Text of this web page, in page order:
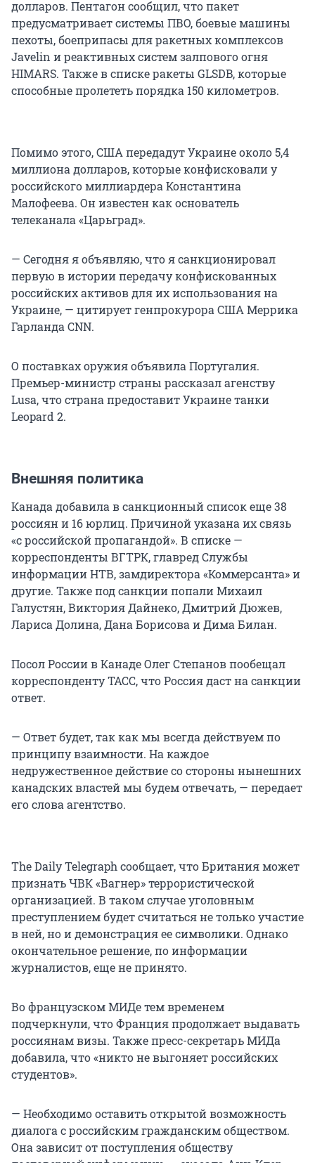
долларов. Пентагон сообщил, что пакет
предусматривает системы ПВО, боевые машины
пехоты, боеприпасы для ракетных комплексов
Javelin и реактивных систем залпового огня
HIMARS. Также в списке ракеты GLSDB, которые
способные пролететь порядка 150 километров.
Помимо этого, США передадут Украине около 5,4
миллиона долларов, которые конфисковали у
российского миллиардера Константина
Малофеева. Он известен как основатель
телеканала «Царьград».
— Сегодня я объявляю, что я санкционировал
первую в истории передачу конфискованных
российских активов для их использования на
Украине, — цитирует генпрокурора США Меррика
Гарланда CNN.
О поставках оружия объявила Португалия.
Премьер-министр страны рассказал агенству
Lusa, что страна предоставит Украине танки
Leopard 2.
Внешняя политика
Канада добавила в санкционный список еще 38
россиян и 16 юрлиц. Причиной указана их связь
«с российской пропагандой». В списке —
корреспонденты ВГТРК, главред Службы
информации НТВ, замдиректора «Коммерсанта» и
другие. Также под санкции попали Михаил
Галустян, Виктория Дайнеко, Дмитрий Дюжев,
Лариса Долина, Дана Борисова и Дима Билан.
Посол России в Канаде Олег Степанов пообещал
корреспонденту ТАСС, что Россия даст на санкции
ответ.
— Ответ будет, так как мы всегда действуем по
принципу взаимности. На каждое
недружественное действие со стороны нынешних
канадских властей мы будем отвечать, — передает
его слова агентство.
The Daily Telegraph сообщает, что Британия может
признать ЧВК «Вагнер» террористической
организацией. В таком случае уголовным
преступлением будет считаться не только участие
в ней, но и демонстрация ее символики. Однако
окончательное решение, по информации
журналистов, еще не принято.
Во французском МИДе тем временем
подчеркнули, что Франция продолжает выдавать
россиянам визы. Также пресс-секретарь МИДа
добавила, что «никто не выгоняет российских
студентов».
— Необходимо оставить открытой возможность
диалога с российским гражданским обществом.
Она зависит от поступления обществу